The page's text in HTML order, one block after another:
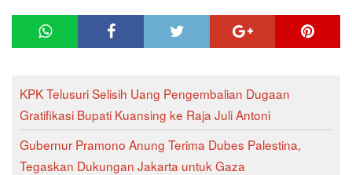
KPK Telusuri Selisih Uang Pengembalian Dugaan
Gratifikasi Bupati Kuansing ke Raja Juli Antoni
Gubernur Pramono Anung Terima Dubes Palestina,
Tegaskan Dukungan Jakarta untuk Gaza